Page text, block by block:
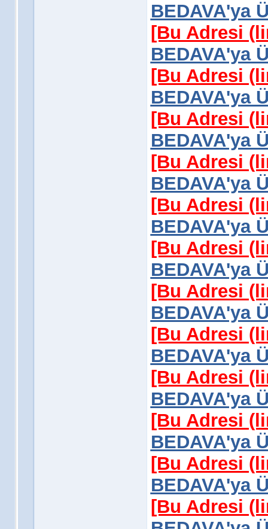
BEDAVA'ya
[Bu Adresi
BEDAVA'ya
[Bu Adresi
BEDAVA'ya
[Bu Adresi
BEDAVA'ya
[Bu Adresi
BEDAVA'ya
[Bu Adresi
BEDAVA'ya
[Bu Adresi
BEDAVA'ya
[Bu Adresi
BEDAVA'ya
[Bu Adresi
BEDAVA'ya
[Bu Adresi
BEDAVA'ya
[Bu Adresi
BEDAVA'ya
[Bu Adresi
BEDAVA'ya
[Bu Adresi